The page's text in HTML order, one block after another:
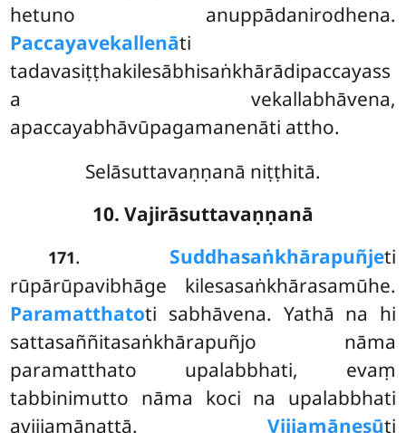
hetuno anuppādanirodhena.
Paccayavekallenāti
tadavasiṭṭhakilesābhisaṅkhārādipaccayass
a vekallabhāvena,
apaccayabhāvūpagamanenāti attho.
Selāsuttavaṇṇanā niṭṭhitā.
10. Vajirāsuttavaṇṇanā
171. Suddhasaṅkhārapuñjeti
rūpārūpavibhāge kilesasaṅkhārasamūhe.
Paramatthatoti sabhāvena. Yathā na hi
sattasaññitasaṅkhārapuñjo nāma
paramatthato upalabbhati, evaṃ
tabbinimutto nāma koci na upalabbhati
avijjamānattā. Vijjamānesūti